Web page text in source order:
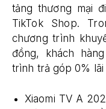
tảng thương mại
TikTok Shop.
chương trình
đồng, khách
trình trả góp 0%
Xiaomi TV A